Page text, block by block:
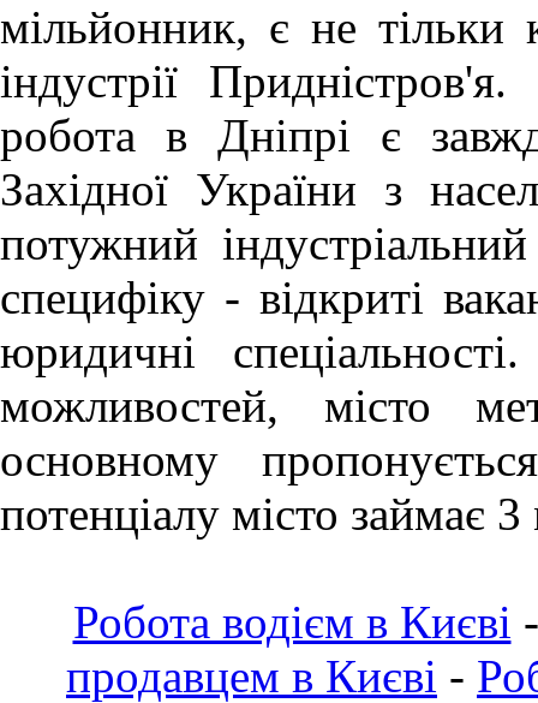
мільйонник, є не тільки
індустрії
робота в Дніпрі є
Західної України з
потужний
специфіку - відкриті
юридичні
можливостей, місто
основному
потенціалу місто займає 3
Робота водієм в Києві
продавцем в Києві -